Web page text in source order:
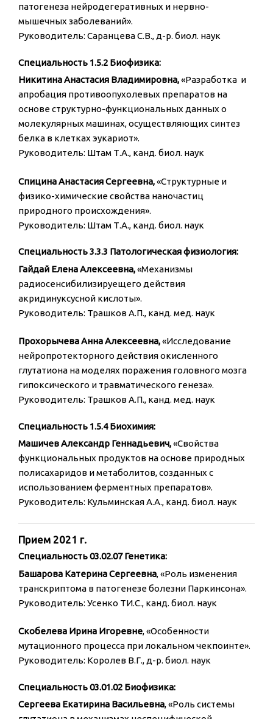
патогенеза нейродегеративных и нервно-
мышечных заболеваний».
Руководитель: Саранцева С.В., д-р. биол. наук
Специальность 1.5.2 Биофизика:
Никитина Анастасия Владимировна,«Разработка и
апробация противоопухолевых препаратов на
основе структурно-функциональных данных о
молекулярных машинах, осуществляющих синтез
белка в клетках эукариот».
Руководитель: Штам Т.А., канд. биол. наук
Спицина Анастасия Сергеевна,«Структурные и
физико-химические свойства наночастиц
природного происхождения».
Руководитель: Штам Т.А., канд. биол. наук
Специальность 3.3.3 Патологическая физиология:
Гайдай Елена Алексеевна,«Механизмы
радиосенсибилизируещего действия
акридинуксусной кислоты».
Руководитель: Трашков А.П., канд. мед. наук
Прохорычева Анна Алексеевна,«Исследование
нейропротекторного действия окисленного
глутатиона на моделях поражения головного мозга
гипоксического и травматического генеза».
Руководитель: Трашков А.П., канд. мед. наук
Специальность 1.5.4 Биохимия:
Машичев Александр Геннадьевич,«Свойства
функциональных продуктов на основе природных
полисахаридов и метаболитов, созданных с
использованием ферментных препаратов».
Руководитель: Кульминская А.А., канд. биол. наук
Прием 2021 г.
Специальность 03.02.07 Генетика:
Башарова Катерина Сергеевна, «Роль изменения
транскриптома в патогенезе болезни Паркинсона».
Руководитель: Усенко ТИ.С., канд. биол. наук
Скобелева Ирина Игоревне, «Особенности
мутационного процесса при локальном чекпоинте».
Руководитель: Королев В.Г., д-р. биол. наук
Специальность 03.01.02 Биофизика:
Сергеева Екатирина Васильевна, «Роль системы